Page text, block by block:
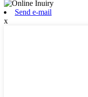
Send e-mail
x